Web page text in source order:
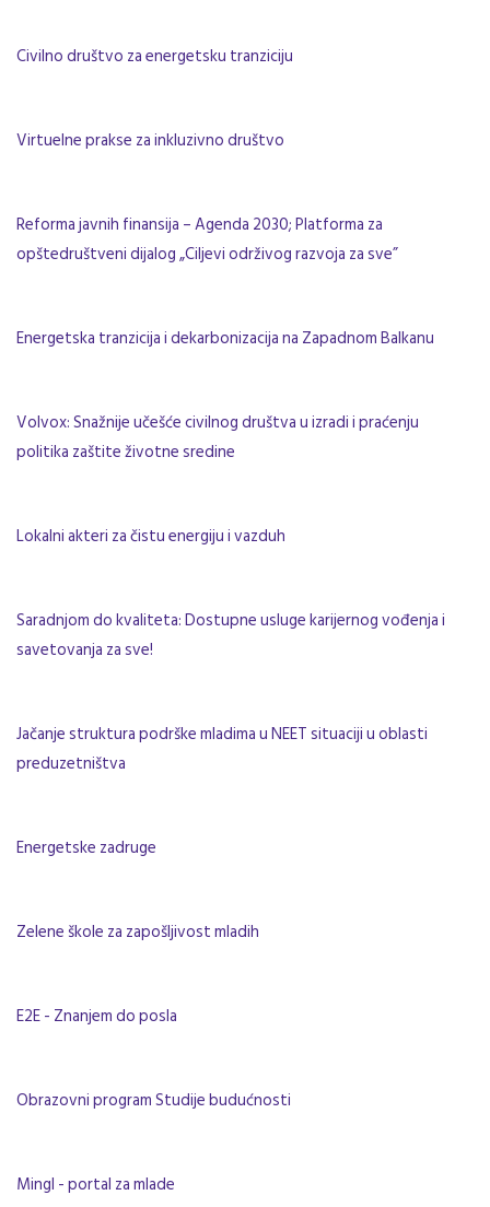
Civilno društvo za energetsku tranziciju
Virtuelne prakse za inkluzivno društvo
Reforma javnih finansija – Agenda 2030; Platforma za
opštedruštveni dijalog„Ciljevi održivog razvoja za sve”
Energetska tranzicija i dekarbonizacija na Zapadnom Balkanu
Volvox: Snažnije učešće civilnog društva u izradi i praćenju
politika zaštite životne sredine
Lokalni akteri za čistu energiju i vazduh
Saradnjom do kvaliteta: Dostupne usluge karijernog vođenja i
savetovanja za sve!
Jačanje struktura podrške mladima u NEET situaciji u oblasti
preduzetništva
Energetske zadruge
Zelene škole za zapošljivost mladih
E2E - Znanjem do posla
Obrazovni program Studije budućnosti
Mingl - portal za mlade